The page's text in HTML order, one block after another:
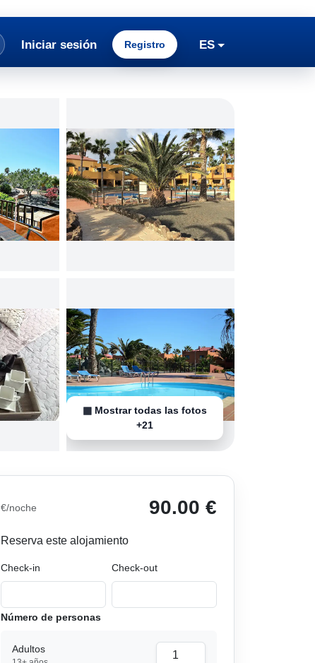
Iniciar sesión Registro ES
▦ Mostrar todas las fotos
+21
€/noche 90.00 €
Reserva este alojamiento
Check-in Check-out
Número de personas
Adultos